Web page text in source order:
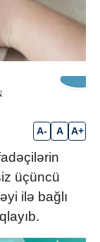
A- A A+
üçüncü
ilə bağlı